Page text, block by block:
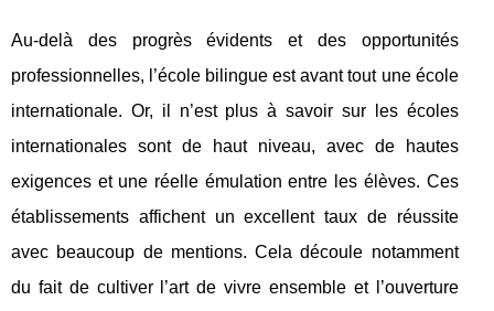
Au-delà des progrès évidents et des opportunités
professionnelles, l’école bilingue est avant tout une école
internationale. Or, il n’est plus à savoir sur les écoles
internationales sont de haut niveau, avec de hautes
exigences et une réelle émulation entre les élèves. Ces
établissements affichent un excellent taux de réussite
avec beaucoup de mentions. Cela découle notamment
du fait de cultiver l’art de vivre ensemble et l’ouverture